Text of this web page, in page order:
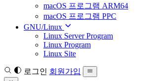
macOS 프로그램 ARM64
macOS 프로그램 PPC
GNU/Linux
Linux Server Program
Linux Program
Linux Site
로그인 회원가입